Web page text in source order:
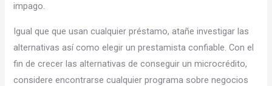
impago.
Igual que que usan cualquier préstamo, atañe investigar las
alternativas así­ como elegir un prestamista confiable. Con el
fin de crecer las alternativas de conseguir un microcrédito,
considere encontrarse cualquier programa sobre negocios